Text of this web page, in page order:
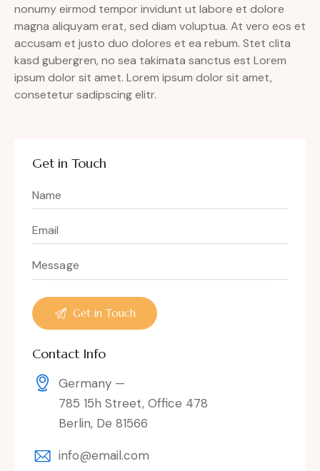
nonumy eirmod tempor invidunt ut labore et dolore
magna aliquyam erat, sed diam voluptua. At vero eos et
accusam et justo duo dolores et ea rebum. Stet clita
kasd gubergren, no sea takimata sanctus est Lorem
ipsum dolor sit amet. Lorem ipsum dolor sit amet,
consetetur sadipscing elitr.
Get in Touch
Contact Info
Germany —
785 15h Street, Office 478
Berlin, De 81566
info@email.com